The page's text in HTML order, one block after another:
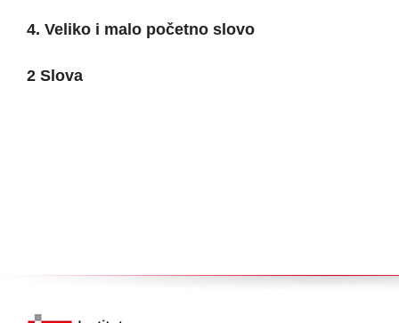
4. Veliko i malo početno slovo
2 Slova